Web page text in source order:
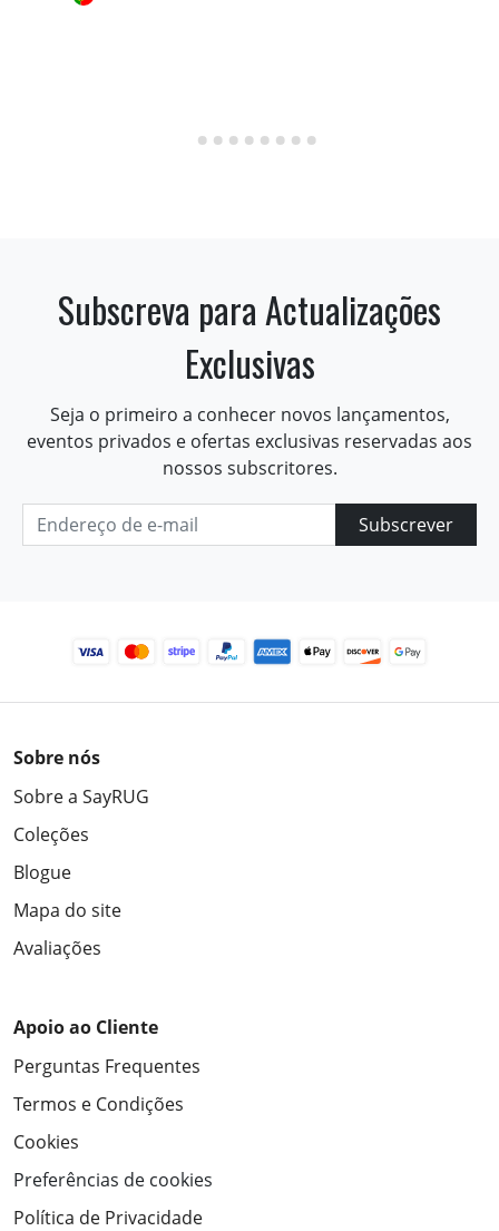
Subscreva para Actualizações
Exclusivas
Seja o primeiro a conhecer novos lançamentos,
eventos privados e ofertas exclusivas reservadas aos
nossos subscritores.
Subscrever
Sobre nós
Sobre a SayRUG
Coleções
Blogue
Mapa do site
Avaliações
Apoio ao Cliente
Perguntas Frequentes
Termos e Condições
Cookies
Preferências de cookies
Política de Privacidade